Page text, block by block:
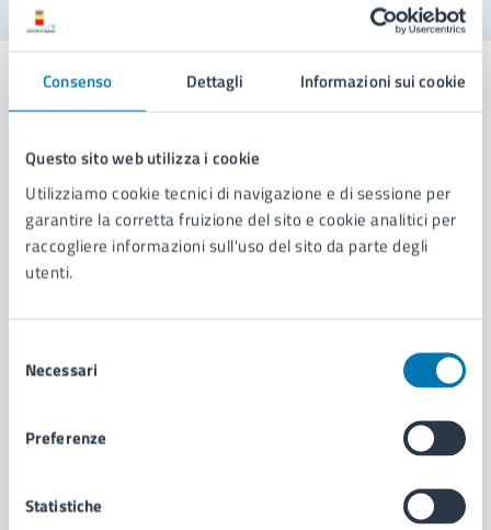
Consenso Dettagli Informazioni sui cookie
Questo sito web utilizza i cookie
Utilizziamo cookie tecnici di navigazione e di sessione per
garantire la corretta fruizione del sito e cookie analitici per
raccogliere informazioni sull'uso del sito da parte degli
utenti.
delNecessari
Preferenze
Statistiche
Comune di Napoli
AMMINISTRAZIONE
Aree amministrative
Organi di governo
Enti e fondazioni
Documenti e dati